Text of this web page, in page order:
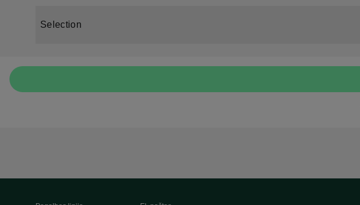
Selection